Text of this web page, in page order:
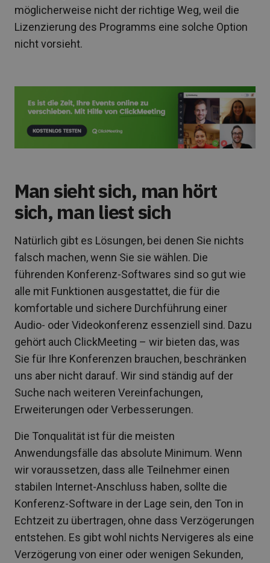
möglicherweise nicht der richtige Weg, weil die
Lizenzierung des Programms eine solche Option
nicht vorsieht.
Man sieht sich, man hört
sich, man liest sich
Natürlich gibt es Lösungen, bei denen Sie nichts
falsch machen, wenn Sie sie wählen. Die
führenden Konferenz-Softwares sind so gut wie
alle mit Funktionen ausgestattet, die für die
komfortable und sichere Durchführung einer
Audio- oder Videokonferenz essenziell sind. Dazu
gehört auch ClickMeeting – wir bieten das, was
Sie für Ihre Konferenzen brauchen, beschränken
uns aber nicht darauf. Wir sind ständig auf der
Suche nach weiteren Vereinfachungen,
Erweiterungen oder Verbesserungen.
Die Tonqualität ist für die meisten
Anwendungsfälle das absolute Minimum. Wenn
wir voraussetzen, dass alle Teilnehmer einen
stabilen Internet-Anschluss haben, sollte die
Konferenz-Software in der Lage sein, den Ton in
Echtzeit zu übertragen, ohne dass Verzögerungen
entstehen. Es gibt wohl nichts Nervigeres als eine
Verzögerung von einer oder wenigen Sekunden,